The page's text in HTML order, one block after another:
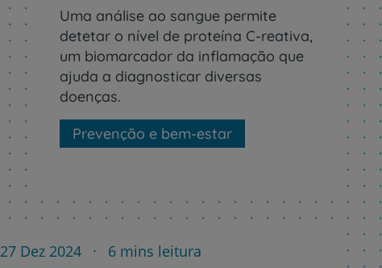
Uma análise ao sangue permite
detetar o nível de proteína C-reativa,
um biomarcador da inflamação que
ajuda a diagnosticar diversas
doenças.
Prevenção e bem-estar
27 Dez 2024 6 mins leitura